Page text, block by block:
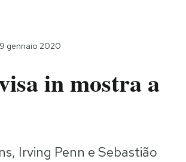
gennaio 2020
in mostra a
Irving Penn e Sebastião